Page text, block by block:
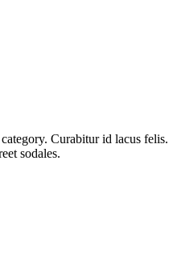
Curabitur id lacus felis.
sodales.